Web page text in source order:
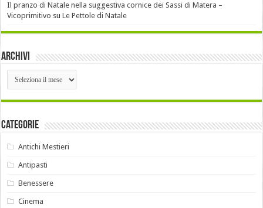
Il pranzo di Natale nella suggestiva cornice dei Sassi di Matera –
Vicoprimitivo suLe Pettole di Natale
Archivi
Archivi
Categorie
Antichi Mestieri
Antipasti
Benessere
Cinema